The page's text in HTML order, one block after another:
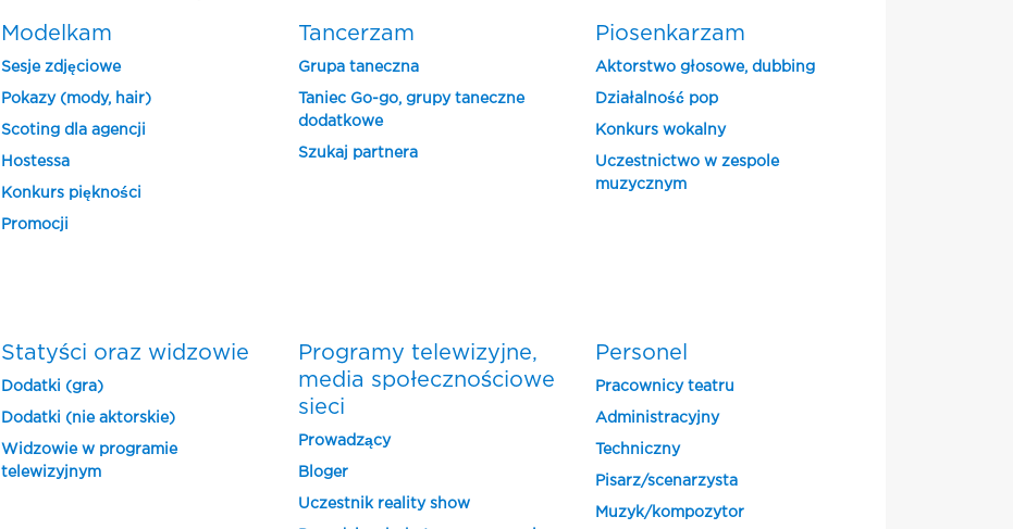
Modelkam
Sesje zdjęciowe
Pokazy (mody, hair)
Scoting dla agencji
Hostessa
Konkurs piękności
Promocji
Tancerzam
Grupa taneczna
Taniec Go-go, grupy taneczne
dodatkowe
Szukaj partnera
Piosenkarzam
Aktorstwo głosowe, dubbing
Działalność pop
Konkurs wokalny
Uczestnictwo w zespole
muzycznym
Statyści oraz widzowie
Dodatki (gra)
Dodatki (nie aktorskie)
Widzowie w programie
telewizyjnym
Programy telewizyjne,
media społecznościowe
sieci
Prowadzący
Bloger
Uczestnik reality show
Personel
Pracownicy teatru
Administracyjny
Techniczny
Pisarz/scenarzysta
Muzyk/kompozytor